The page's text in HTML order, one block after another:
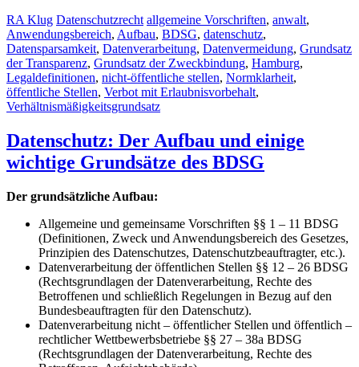
RA Klug Datenschutzrecht allgemeine Vorschriften, anwalt,
Anwendungsbereich, Aufbau, BDSG, datenschutz,
Datensparsamkeit, Datenverarbeitung, Datenvermeidung, Grundsatz
der Transparenz, Grundsatz der Zweckbindung, Hamburg,
Legaldefinitionen, nicht-öffentliche stellen, Normklarheit,
öffentliche Stellen, Verbot mit Erlaubnisvorbehalt,
Verhältnismäßigkeitsgrundsatz
Datenschutz: Der Aufbau und einige
wichtige Grundsätze des BDSG
Der grundsätzliche Aufbau:
Allgemeine und gemeinsame Vorschriften §§ 1 – 11 BDSG
(Definitionen, Zweck und Anwendungsbereich des Gesetzes,
Prinzipien des Datenschutzes, Datenschutzbeauftragter, etc.).
Datenverarbeitung der öffentlichen Stellen §§ 12 – 26 BDSG
(Rechtsgrundlagen der Datenverarbeitung, Rechte des
Betroffenen und schließlich Regelungen in Bezug auf den
Bundesbeauftragten für den Datenschutz).
Datenverarbeitung nicht – öffentlicher Stellen und öffentlich –
rechtlicher Wettbewerbsbetriebe §§ 27 – 38a BDSG
(Rechtsgrundlagen der Datenverarbeitung, Rechte des